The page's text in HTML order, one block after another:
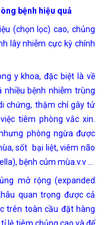
bệnh hiệu quả
(chọn lọc) cao, chủng
lây nhiễm cực kỳ chính
y khoa, đặc biệt là về
nhiều bệnh nhiễm trùng
chứng, thậm chí gây tử
tiêm phòng vắc xin.
phòng ngừa được
sốt bại liệt, viêm não
bệnh cúm mùa.v.v …
mở rộng (expanded
quan trọng được cả
trên toàn cầu đặt hàng